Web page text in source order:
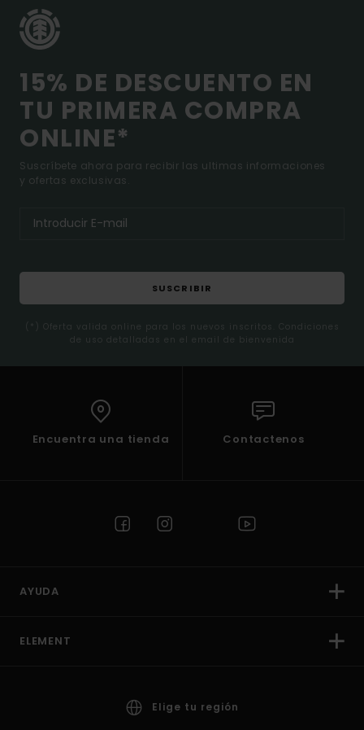
15% DE DESCUENTO EN
TU PRIMERA COMPRA
ONLINE*
Suscríbete ahora para recibir las ultimas informaciones
y ofertas exclusivas.
SUSCRIBIR
(*) Oferta valida online para los nuevos inscritos. Condiciones
de uso detalladas en el email de bienvenida
Encuentra una tienda Contactenos
AYUDA
ELEMENT
Elige tu región